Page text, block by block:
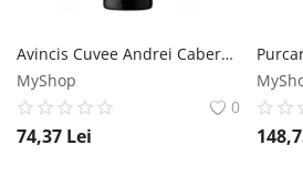
Avincis Cuvee Andrei Cabernet Sauvignon - Vin Rosu Sec - Romania - 0.75L Avincis
MyShop
0
74,37 Lei